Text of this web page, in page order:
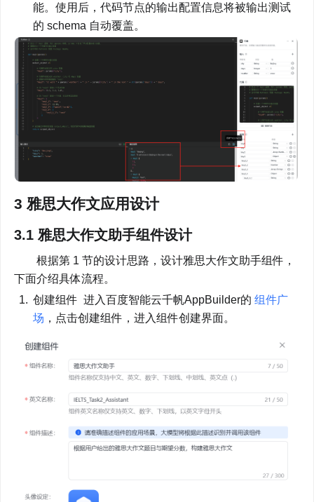
能。使用后，代码节点的输出配置信息将被输出测试
的 schema 自动覆盖。
3 雅思大作文应用设计
3.1 雅思大作文助手组件设计
        根据第 1 节的设计思路，设计雅思大作文助手组件，
下面介绍具体流程。
创建组件  进入百度智能云千帆AppBuilder的 组件广
场 ，点击创建组件，进入组件创建界面。